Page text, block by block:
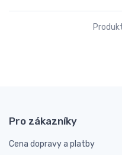
Pro zákazníky
Cena dopravy a platby